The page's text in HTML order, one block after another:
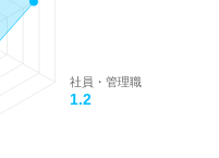
社員・管理職
1.2